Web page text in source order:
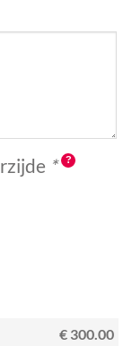
*
€ 300.00